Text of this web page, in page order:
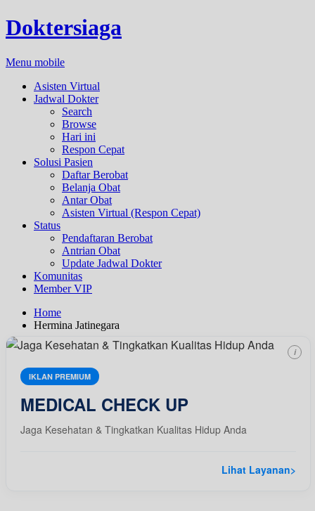
Doktersiaga
Menu mobile
Asisten Virtual
Jadwal Dokter
Search
Browse
Hari ini
Respon Cepat
Solusi Pasien
Daftar Berobat
Belanja Obat
Antar Obat
Asisten Virtual (Respon Cepat)
Status
Pendaftaran Berobat
Antrian Obat
Update Jadwal Dokter
Komunitas
Member VIP
Home
Hermina Jatinegara
IKLAN PREMIUM
MEDICAL CHECK UP
Jaga Kesehatan & Tingkatkan Kualitas Hidup Anda
Lihat Layanan>
i